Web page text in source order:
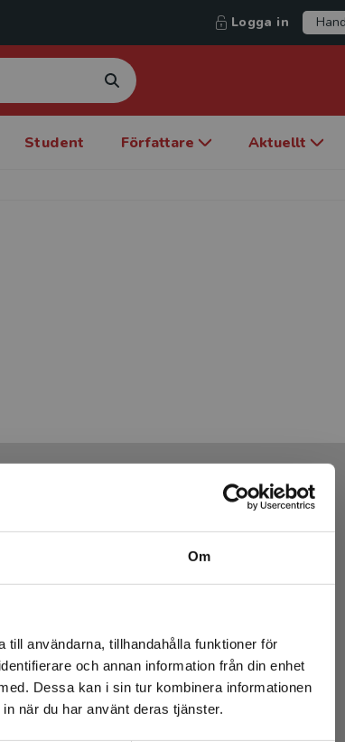
Om
till användarna, tillhandahålla funktioner för
och annan information från din enhet
Dessa kan i sin tur kombinera informationen
när du har använt deras tjänster.
via en
utanför
Logga in
Student Författare Aktuellt